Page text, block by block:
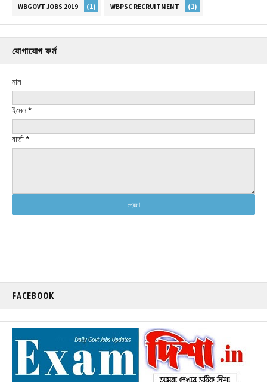
WBGOVT JOBS 2019 (1) WBPSC RECRUITMENT (1)
যোগাযোগ ফর্ম
নাম
ইমেল*
বার্তা*
FACEBOOK